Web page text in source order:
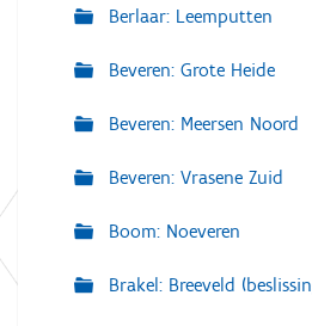
Berlaar: Leemputten
Beveren: Grote Heide
Beveren: Meersen Noord
Beveren: Vrasene Zuid
Boom: Noeveren
Brakel: Breeveld